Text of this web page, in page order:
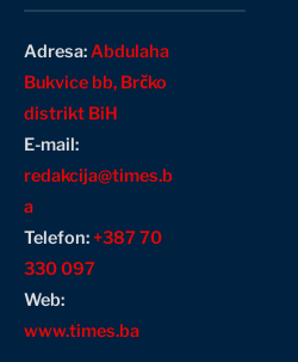
Adresa:Abdulaha
Bukvice bb, Brčko
distrikt BiH
E-mail:
redakcija@times.b
a
Telefon:+387 70
330 097
Web:
www.times.ba